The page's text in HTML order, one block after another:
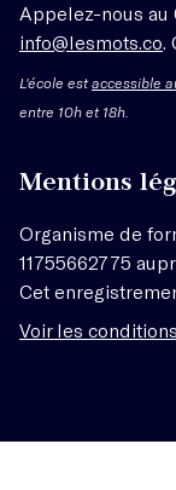
Appelez-nous au
info@lesmots.co.
L'école estaccessible
entre 10h et 18h.
Mentions
Organisme de
11755662775
Cet
Voir les